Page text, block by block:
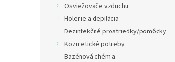
Osviežovače vzduchu
Holenie a depilácia
Dezinfekčné prostriedky/pomôcky
Kozmetické potreby
Bazénová chémia